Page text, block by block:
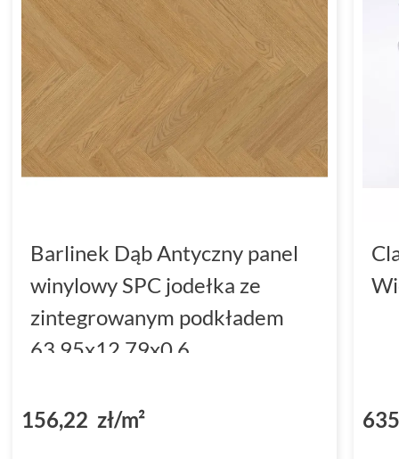
Barlinek Dąb Antyczny panel
winylowy SPC jodełka ze
zintegrowanym podkładem
63.95x12.79x0.6
156,22 zł/m²